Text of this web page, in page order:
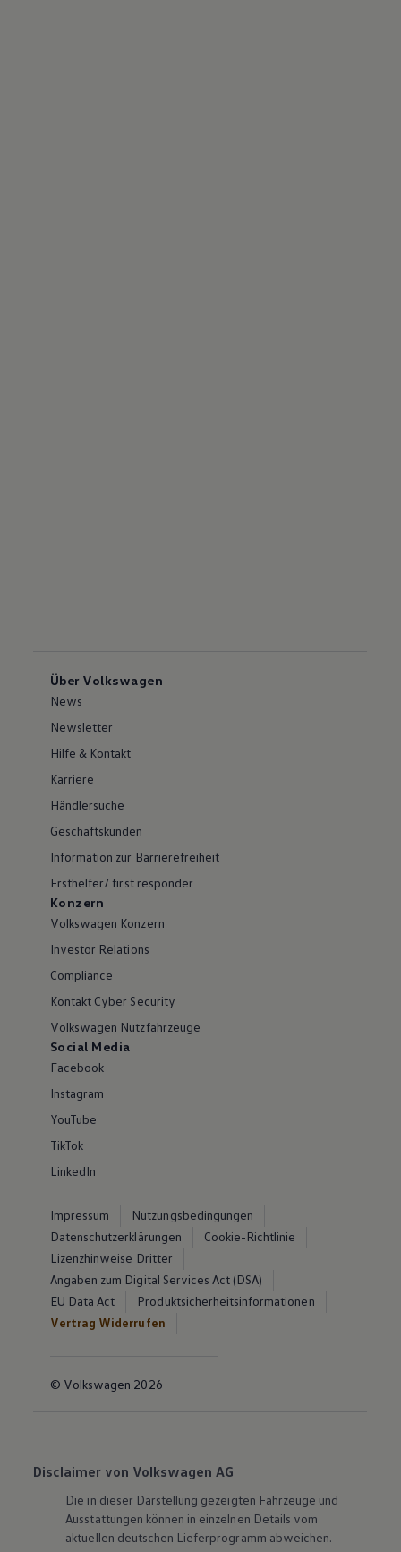
Über Volkswagen
News
Newsletter
Hilfe & Kontakt
Karriere
Händlersuche
Geschäftskunden
Information zur Barrierefreiheit
Ersthelfer/ first responder
Konzern
Volkswagen Konzern
Investor Relations
Compliance
Kontakt Cyber Security
Volkswagen Nutzfahrzeuge
Social Media
Facebook
Instagram
YouTube
TikTok
LinkedIn
Impressum
Nutzungsbedingungen
Datenschutzerklärungen
Cookie-Richtlinie
Lizenzhinweise Dritter
Angaben zum Digital Services Act (DSA)
EU Data Act
Produktsicherheitsinformationen
Vertrag Widerrufen
© Volkswagen 2026
Disclaimer von Volkswagen AG
Die in dieser Darstellung gezeigten Fahrzeuge und
Ausstattungen können in einzelnen Details vom
aktuellen deutschen Lieferprogramm abweichen.